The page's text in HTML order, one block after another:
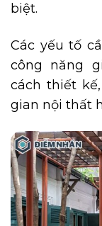
biệt.
Các yếu tố
công năng
cách thiết
gian nội thất